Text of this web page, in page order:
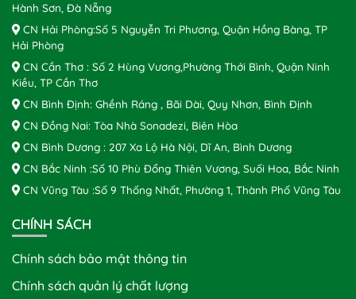
Hành Sơn, Đà Nẵng
CN Hải Phòng:Số 5 Nguyễn Tri Phương, Quận Hồng Bàng, TP
Hải Phòng
CN Cần Thơ : Số 2 Hùng Vương,Phường Thới Bình, Quận Ninh
Kiều, TP Cần Thơ
CN Bình Định: Ghềnh Ráng , Bãi Dài, Quy Nhơn, Bình Định
CN Đồng Nai: Tòa Nhà Sonadezi, Biên Hòa
CN Bình Dương : 207 Xa Lộ Hà Nội, Dĩ An, Bình Dương
CN Bắc Ninh :Số 10 Phù Đổng Thiên Vương, Suối Hoa, Bắc Ninh
CN Vũng Tàu :Số 9 Thống Nhất, Phường 1, Thành Phố Vũng Tàu
CHÍNH SÁCH
Chính sách bảo mật thông tin
Chính sách quản lý chất lượng